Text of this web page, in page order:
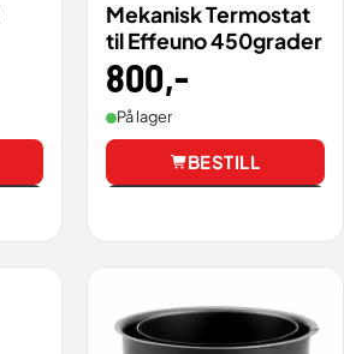
Mekanisk Termostat
til Effeuno 450grader
800,-
På lager
BESTILL